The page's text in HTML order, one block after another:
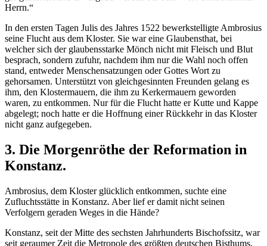
Herrn.“
In den ersten Tagen Julis des Jahres 1522 bewerkstelligte Ambrosius
seine Flucht aus dem Kloster. Sie war eine Glaubensthat, bei
welcher sich der glaubensstarke Mönch nicht mit Fleisch und Blut
besprach, sondern zufuhr, nachdem ihm nur die Wahl noch offen
stand, entweder Menschensatzungen oder Gottes Wort zu
gehorsamen. Unterstützt von gleichgesinnten Freunden gelang es
ihm, den Klostermauern, die ihm zu Kerkermauern geworden
waren, zu entkommen. Nur für die Flucht hatte er Kutte und Kappe
abgelegt; noch hatte er die Hoffnung einer Rückkehr in das Kloster
nicht ganz aufgegeben.
3. Die Morgenröthe der Reformation in
Konstanz.
Ambrosius, dem Kloster glücklich entkommen, suchte eine
Zufluchtsstätte in Konstanz. Aber lief er damit nicht seinen
Verfolgern geraden Weges in die Hände?
Konstanz, seit der Mitte des sechsten Jahrhunderts Bischofssitz, war
seit geraumer Zeit die Metropole des größten deutschen Bisthums,